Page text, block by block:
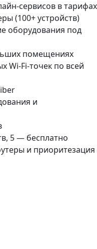
сервисов в тарифах
(100+ устройств)
оборудования под
помещениях
Wi-Fi-точек по всей
и
5 — бесплатно
и приоритезация